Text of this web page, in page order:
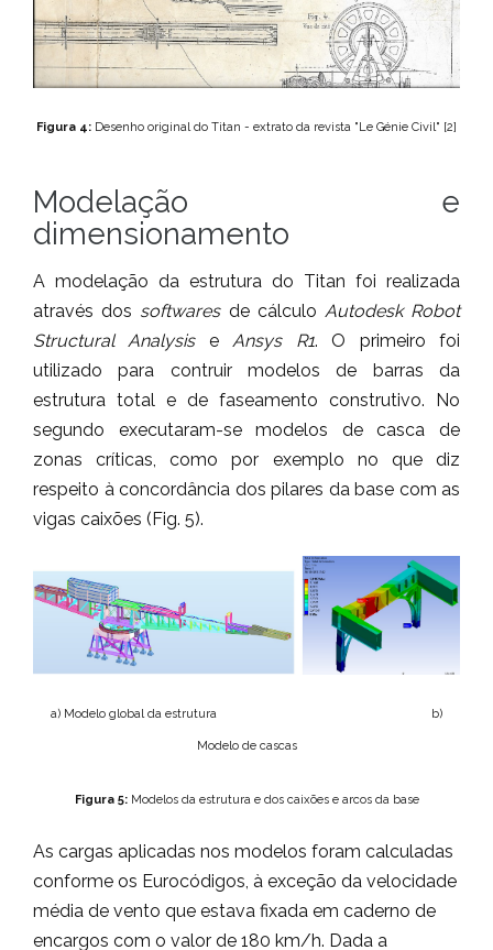
Figura 4: Desenho original do Titan - extrato da revista "Le Génie Civil" [2]
Modelação e
dimensionamento
A modelação da estrutura do Titan foi realizada
através dos softwaresde cálculo Autodesk Robot
Structural AnalysiseAnsys R1. O primeiro foi
utilizado para contruir modelos de barras da
estrutura total e de faseamento construtivo. No
segundo executaram-se modelos de casca de
zonas críticas, como por exemplo no que diz
respeito à concordância dos pilares da base com as
vigas caixões (Fig. 5).
a) Modelo global da estrutura b)
Modelo de cascas
Figura 5:Modelos da estrutura e dos caixões e arcos da base
As cargas aplicadas nos modelos foram calculadas
conforme os Eurocódigos, à exceção da velocidade
média de vento que estava fixada em caderno de
encargos com o valor de 180 km/h. Dada a